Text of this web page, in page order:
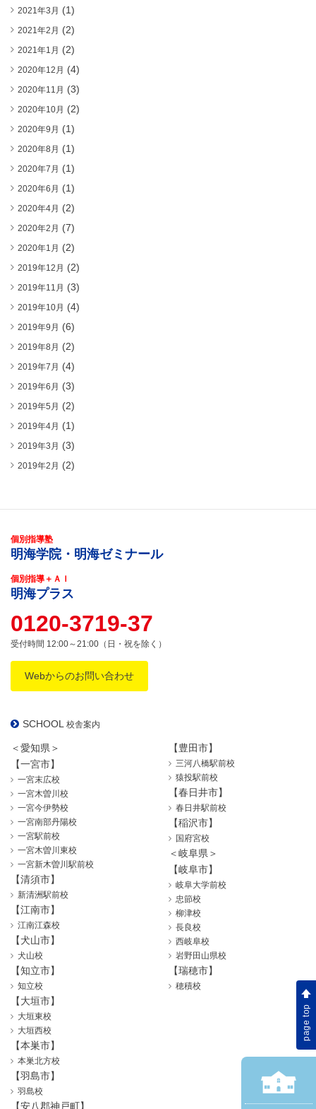
2021年3月 (1)
2021年2月 (2)
2021年1月 (2)
2020年12月 (4)
2020年11月 (3)
2020年10月 (2)
2020年9月 (1)
2020年8月 (1)
2020年7月 (1)
2020年6月 (1)
2020年4月 (2)
2020年2月 (7)
2020年1月 (2)
2019年12月 (2)
2019年11月 (3)
2019年10月 (4)
2019年9月 (6)
2019年8月 (2)
2019年7月 (4)
2019年6月 (3)
2019年5月 (2)
2019年4月 (1)
2019年3月 (3)
2019年2月 (2)
個別指導塾
明海学院・明海ゼミナール
個別指導＋ＡＩ
明海プラス
0120-3719-37
受付時間 12:00～21:00（日・祝を除く）
Webからのお問い合わせ
SCHOOL 校舎案内
＜愛知県＞
【一宮市】
一宮末広校
一宮木曽川校
一宮今伊勢校
一宮南部丹陽校
一宮駅前校
一宮木曽川東校
一宮新木曽川駅前校
【清須市】
新清洲駅前校
【江南市】
江南江森校
【犬山市】
犬山校
【知立市】
知立校
【豊田市】
三河八橋駅前校
猿投駅前校
【春日井市】
春日井駅前校
【稲沢市】
国府宮校
＜岐阜県＞
【岐阜市】
岐阜大学前校
忠節校
柳津校
長良校
西岐阜校
岩野田山県校
【瑞穂市】
穂積校
【大垣市】
大垣東校
大垣西校
【本巣市】
本巣北方校
【羽島市】
羽島校
【安八郡神戸町】
page top